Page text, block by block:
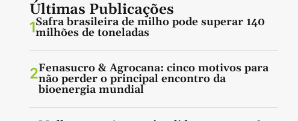
Últimas Publicações
1Safra brasileira de milho pode superar 140
milhões de toneladas
2Fenasucro & Agrocana: cinco motivos para
não perder o principal encontro da
bioenergia mundial